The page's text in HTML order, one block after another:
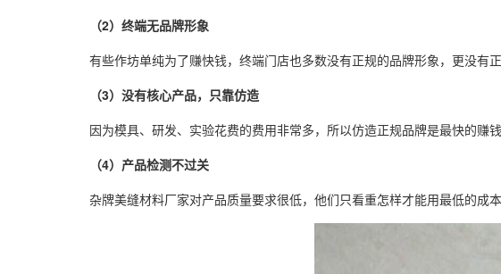
（2）终端无品牌形象
有些作坊单纯为了赚快钱，终端门店也多数没有正规的品牌形象，更没有正
（3）没有核心产品，只靠仿造
因为模具、研发、实验花费的费用非常多，所以仿造正规品牌是最快的赚
（4）产品检测不过关
杂牌美缝材料厂家对产品质量要求很低，他们只看重怎样才能用最低的成